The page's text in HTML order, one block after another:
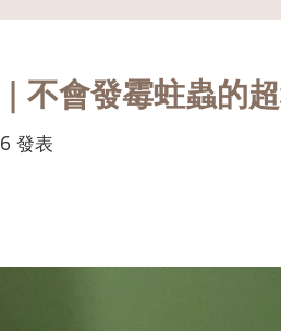
不會發霉蛀蟲的
發表